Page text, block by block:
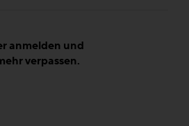
anmelden und
verpassen.